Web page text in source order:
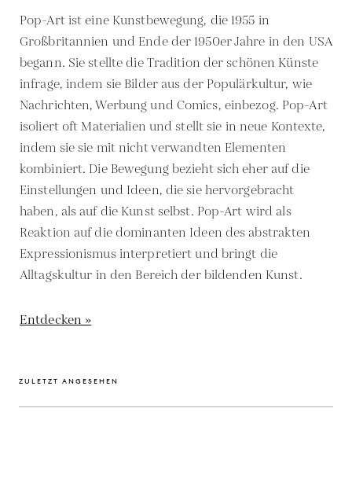
Pop-Art ist eine Kunstbewegung, die 1955 in
Großbritannien und Ende der 1950er Jahre in den USA
begann. Sie stellte die Tradition der schönen Künste
infrage, indem sie Bilder aus der Populärkultur, wie
Nachrichten, Werbung und Comics, einbezog. Pop-Art
isoliert oft Materialien und stellt sie in neue Kontexte,
indem sie sie mit nicht verwandten Elementen
kombiniert. Die Bewegung bezieht sich eher auf die
Einstellungen und Ideen, die sie hervorgebracht
haben, als auf die Kunst selbst. Pop-Art wird als
Reaktion auf die dominanten Ideen des abstrakten
Expressionismus interpretiert und bringt die
Alltagskultur in den Bereich der bildenden Kunst.
Entdecken »
ZULETZT ANGESEHEN